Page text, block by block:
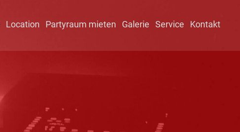
Location Partyraum mieten Galerie Service Kontakt